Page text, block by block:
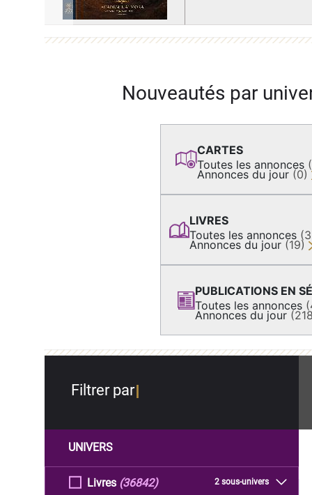
Nouveautés par
CARTES
Toutes les annonces
Annonces du jour (0)
LIVRES
Toutes les annonces
Annonces du jour (19)
PUBLICATIONS EN
Toutes les annonces
Annonces du jour
Filtrer par
UNIVERS
Livres 2 sous-univers
(36842)